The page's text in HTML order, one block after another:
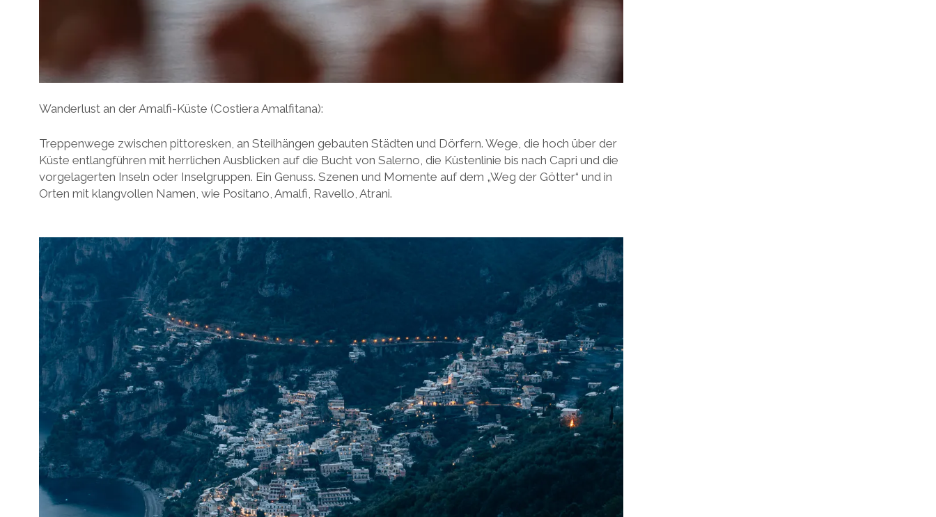
Wanderlust an der Amalfi-Küste (Costiera Amalfitana):
Treppenwege zwischen pittoresken, an Steilhängen gebauten Städten und Dörfern. Wege, die hoch über der
Küste entlangführen mit herrlichen Ausblicken auf die Bucht von Salerno, die Küstenlinie bis nach Capri und die
vorgelagerten Inseln oder Inselgruppen. Ein Genuss. Szenen und Momente auf dem „Weg der Götter“ und in
Orten mit klangvollen Namen, wie Positano, Amalfi, Ravello, Atrani.